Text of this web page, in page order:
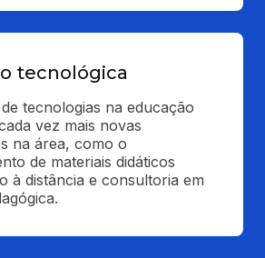
tecnológica
tecnologias na educação
vez mais novas
na área, como o
de materiais didáticos
à distância e consultoria em